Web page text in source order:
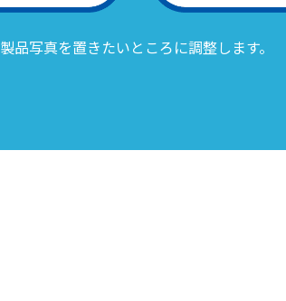
製品写真を置きたいところに調整します。